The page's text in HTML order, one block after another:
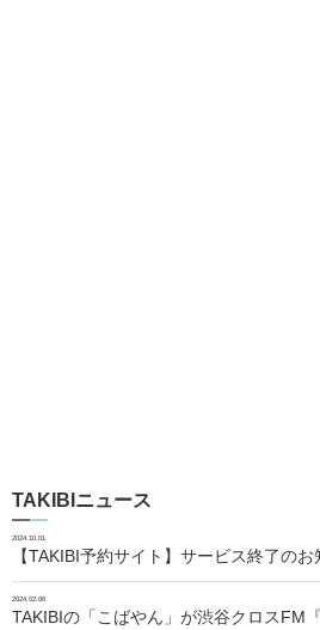
TAKIBIニュース
2024.10.01
【TAKIBI予約サイト】サービス終了のお
2024.02.06
TAKIBIの「こばやん」が渋谷クロスFM